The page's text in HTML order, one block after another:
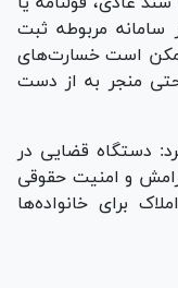
سامانه مربوطه ثبت
است خسارت‌های
حتی منجر به از دست
دستگاه قضایی در
و امنیت حقوقی
برای خانواده‌ها